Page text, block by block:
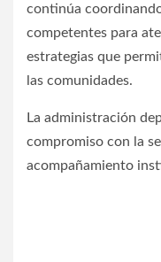
continúa
competentes para
estrategias que
las comunidades.
La administración
compromiso con la
acompañamiento